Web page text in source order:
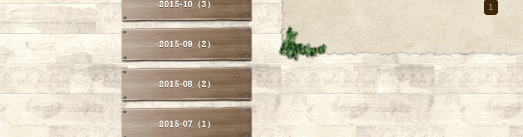
1
2015-10（3）
2015-09（2）
2015-08（2）
2015-07（1）